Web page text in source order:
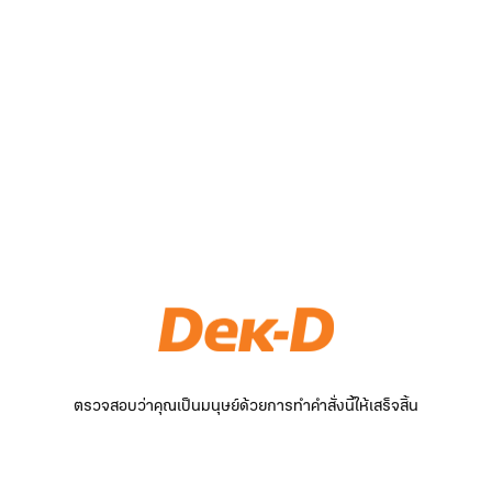
ตรวจสอบว่าคุณเป็นมนุษย์ด้วยการทำคำสั่งนี้ให้เสร็จสิ้น